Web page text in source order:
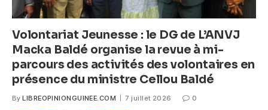
Volontariat Jeunesse : le DG de L’ANVJ
Macka Baldé organise la revue à mi-
parcours des activités des volontaires en
présence du ministre Cellou Baldé
By LIBREOPINIONGUINEE.COM 7 juillet 2026 0